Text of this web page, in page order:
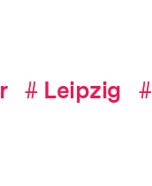
# Hashtag
Leipzig #